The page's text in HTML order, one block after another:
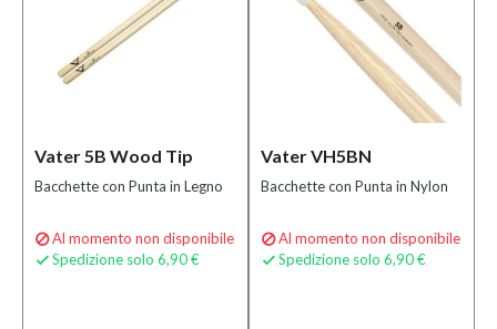
Vater 5B Wood Tip
Bacchette con Punta in Legno
Al momento non disponibile
 Spedizione solo 6,90 €
Vater VH5BN
Bacchette con Punta in Nylon
Al momento non disponibile
 Spedizione solo 6,90 €